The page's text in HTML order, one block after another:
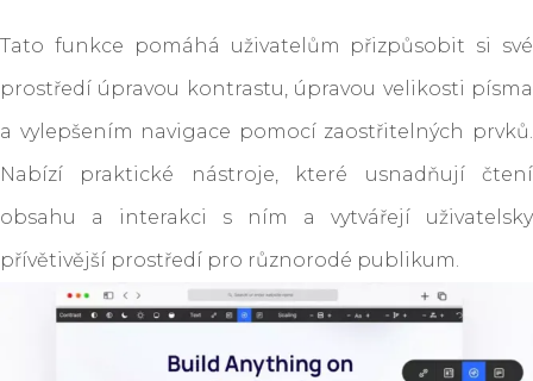
Tato funkce pomáhá uživatelům přizpůsobit si své
prostředí úpravou kontrastu, úpravou velikosti písma
a vylepšením navigace pomocí zaostřitelných prvků.
Nabízí praktické nástroje, které usnadňují čtení
obsahu a interakci s ním a vytvářejí uživatelsky
přívětivější prostředí pro různorodé publikum.